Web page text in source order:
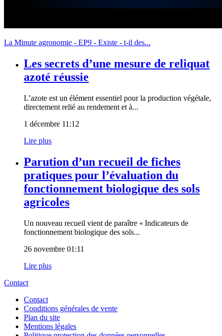
La Minute agronomie - EP9 - Existe - t-il des...
Les secrets d’une mesure de reliquat
azoté réussie
L’azote est un élément essentiel pour la production végétale,
directement relié au rendement et à...
1 décembre 11:12
Lire plus
Parution d’un recueil de fiches
pratiques pour l’évaluation du
fonctionnement biologique des sols
agricoles
Un nouveau recueil vient de paraître « Indicateurs de
fonctionnement biologique des sols...
26 novembre 01:11
Lire plus
Contact
Contact
Conditions générales de vente
Plan du site
Mentions légales